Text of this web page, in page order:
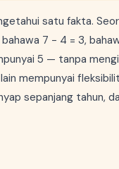
satu fakta.
7 − 4 = 3,
5 — tanpa
mempunyai
sepanjang tahun,